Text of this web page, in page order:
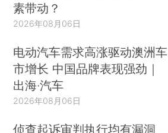
素带动？
2026年08月06日
电动汽车需求高涨驱动澳洲车
市增长 中国品牌表现强劲｜
出海·汽车
2026年08月06日
侦查起诉审判执行均有漏洞